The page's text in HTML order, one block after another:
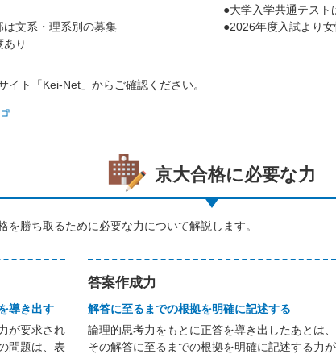
文系・理系別の募集
り
●大学入学共通テスト
●2026年度入試より
イト「Kei-Net」からご確認ください。
京大合格に必要な力
勝ち取るために必要な力について解説します。
導き出す
が要求され
問題は、表
答案作成力
解答に至るまでの根拠を明確に記述する
論理的思考力をもとに正答を導き出したあとは、
その解答に至るまでの根拠を明確に記述する力が